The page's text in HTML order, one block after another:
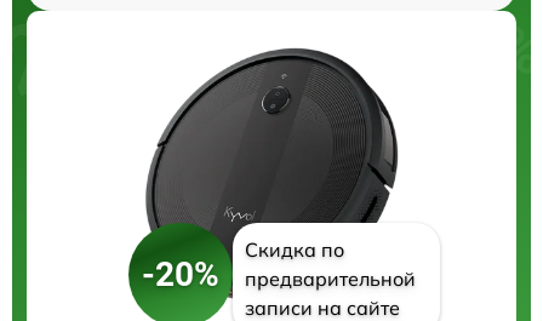
-20%
Скидка по
предварительной
записи на сайте